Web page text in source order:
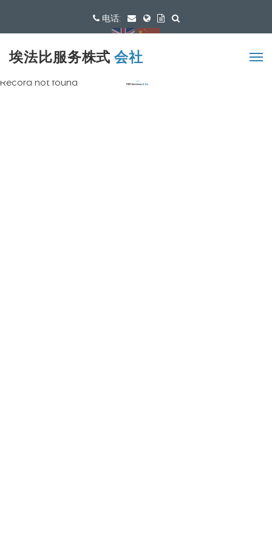
电话:
可用语言
埃法比服务株式会社
Record not found